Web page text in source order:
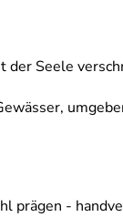
der Seele
prägen -